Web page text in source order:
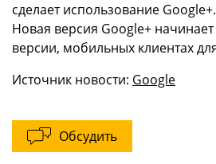
сделает использование
Новая версия Google+
версии, мобильных клиентах
Источник новости: Google
Обсудить